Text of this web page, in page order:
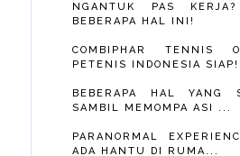
NGANTUK PAS
BEBERAPA HAL INI!
COMBIPHAR
PETENIS INDONESIA SIAP!
BEBERAPA HAL YANG
SAMBIL MEMOMPA ASI ...
PARANORMAL
ADA HANTU DI RUMA...